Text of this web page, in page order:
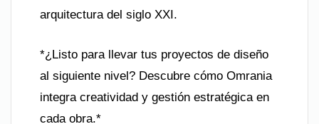
arquitectura del siglo XXI.
*¿Listo para llevar tus proyectos de diseño
al siguiente nivel? Descubre cómo Omrania
integra creatividad y gestión estratégica en
cada obra.*